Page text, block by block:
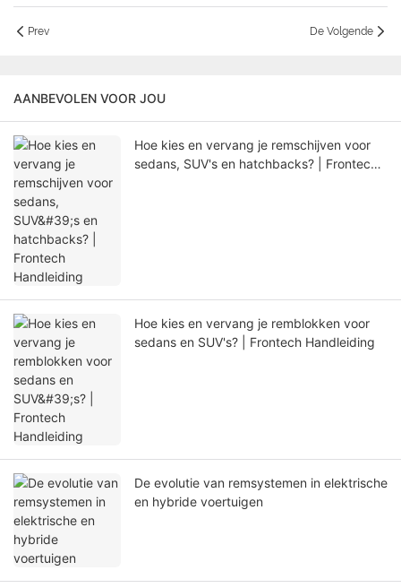
Prev De Volgende
AANBEVOLEN VOOR JOU
Hoe kies en vervang je remschijven voor
sedans, SUV's en hatchbacks? | Frontech
Hoe kies en vervang je remblokken voor
sedans en SUV's? | Frontech Handleiding
De evolutie van remsystemen in elektrische
en hybride voertuigen